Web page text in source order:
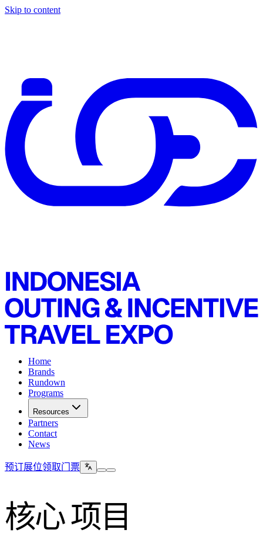
Skip to content
Home
Brands
Rundown
Programs
Resources
Partners
Contact
News
预订展位领取门票
核心项目